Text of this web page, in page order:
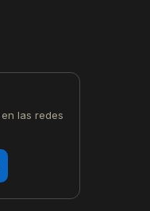
las redes